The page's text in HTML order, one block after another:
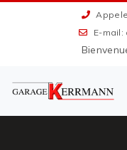
E-mail: